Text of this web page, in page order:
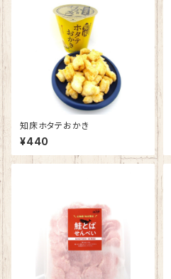
知床ホタテおかき
¥440